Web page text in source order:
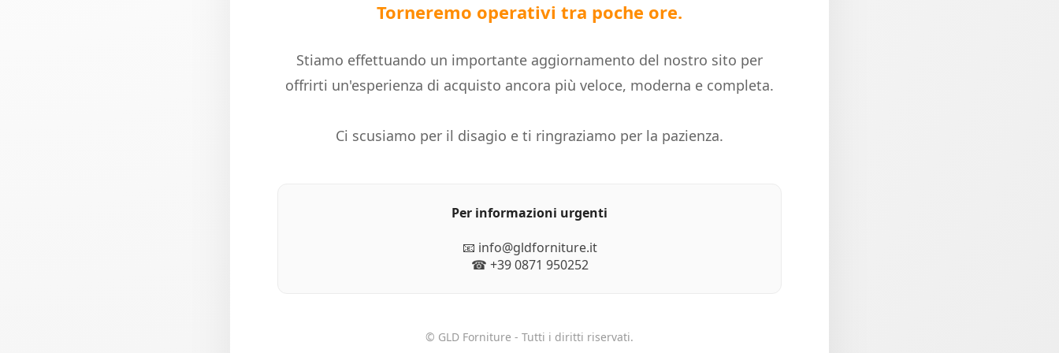
Torneremo operativi tra poche ore.
Stiamo effettuando un importante aggiornamento del nostro sito per
offrirti un'esperienza di acquisto ancora più veloce, moderna e completa.
Ci scusiamo per il disagio e ti ringraziamo per la pazienza.
Per informazioni urgenti
📧 info@gldforniture.it
☎ +39 0871 950252
© GLD Forniture - Tutti i diritti riservati.